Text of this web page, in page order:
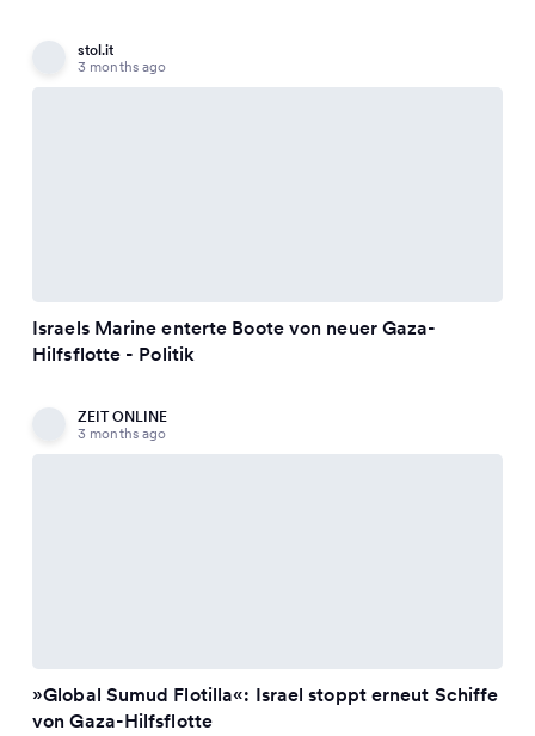
stol.it
3 months ago
Israels Marine enterte Boote von neuer Gaza-
Hilfsflotte - Politik
ZEIT ONLINE
3 months ago
»Global Sumud Flotilla«: Israel stoppt erneut Schiffe
von Gaza-Hilfsflotte